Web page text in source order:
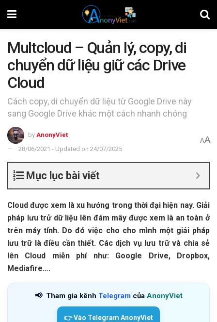
Multcloud – Quản lý, copy, di
chuyển dữ liệu giữ các Drive
Cloud
Cách copy, di chuyển dữ liệu từ Google Drive này
sang Google Drive khác một cách nhanh chóng
by AnonyViet
28/06/2021 - Updated on 24/07/2025
AA
Mục lục bài viết
Cloud được xem là xu hướng trong thời đại hiện nay. Giải
pháp lưu trử dữ liệu lên đám mây được xem là an toàn ở
trên máy tính. Do đó việc cho cho mình một giải pháp
lưu trữ là điều cần thiết. Các dịch vụ lưu trữ và chia sẻ
lên Cloud miễn phí như: Google Drive, Dropbox,
Mediafire….
📢 Tham gia kênh Telegram của AnonyViet
👉 Vào Telegram AnonyViet